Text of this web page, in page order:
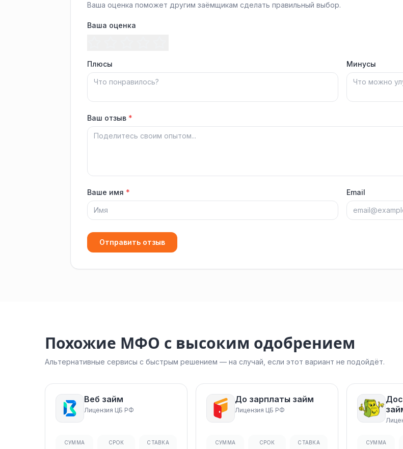
Ваша оценка поможет другим заёмщикам сделать правильный выбор.
Ваша оценка
Плюсы Минусы
Ваш отзыв *
Ваше имя * Email
Отправить отзыв
Похожие МФО с высоким одобрением
Альтернативные сервисы с быстрым решением — на случай, если этот вариант не подойдёт.
Веб займ
Лицензия ЦБ РФ
СУММА СРОК СТАВКА
До зарплаты займ
Лицензия ЦБ РФ
СУММА СРОК СТАВКА СУММА